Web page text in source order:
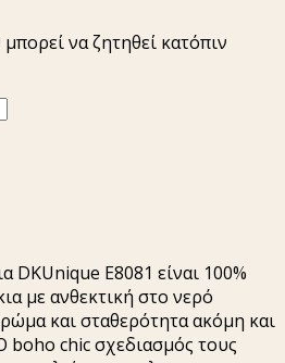
να ζητηθεί κατόπιν
DKUnique E8081 είναι 100%
με ανθεκτική στο νερό
και σταθερότητα ακόμη και
boho chic σχεδιασμός τους